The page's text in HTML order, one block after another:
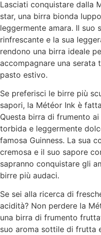
Lasciati conquistare dalla
star, una birra bionda
leggermente amara. Il suo
rinfrescante e la sua
rendono una birra ideale
accompagnare una serata
pasto estivo.
Se preferisci le birre più
sapori, la Météor Ink è
Questa birra di frumento
torbida e leggermente
famosa Guinness. La sua
cremosa e il suo sapore
sapranno conquistare gli
birre più audaci.
Se sei alla ricerca di
acidità? Non perdere la
una birra di frumento
suo aroma sottile di frutta